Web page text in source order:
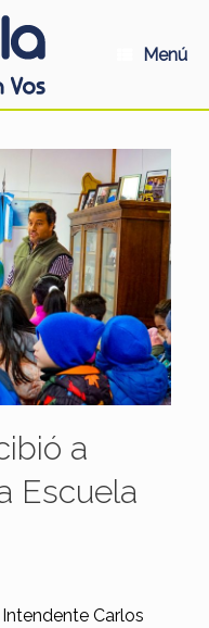
Menú
a
Escuela
Carlos